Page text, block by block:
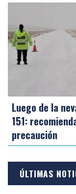
Luego de la
151:
precaución
ÚLTIMAS